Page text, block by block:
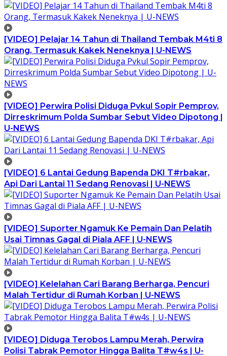
[VIDEO] Pelajar 14 Tahun di Thailand Tembak M4ti 8
Orang, Termasuk Kakek Neneknya | U-NEWS
[VIDEO] Perwira Polisi Diduga Pvkul Sopir Pemprov,
Dirreskrimum Polda Sumbar Sebut Video Dipotong |
U-NEWS
[VIDEO] 6 Lantai Gedung Bapenda DKI T#rbakar,
Api Dari Lantai 11 Sedang Renovasi | U-NEWS
[VIDEO] Suporter Ngamuk Ke Pemain Dan Pelatih
Usai Timnas Gagal di Piala AFF | U-NEWS
[VIDEO] Kelelahan Cari Barang Berharga, Pencuri
Malah Tertidur di Rumah Korban | U-NEWS
[VIDEO] Diduga Terobos Lampu Merah, Perwira
Polisi Tabrak Pemotor Hingga Balita T#w4s | U-